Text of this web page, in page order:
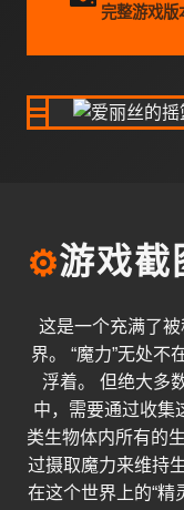
完整游戏版
⚙️游戏截
这是一个充满了被
界。 “魔力”无处不
浮着。 但绝大多
中，需要通过收集
类生物体内所有的
过摄取魔力来维持
在这个世界上的“精